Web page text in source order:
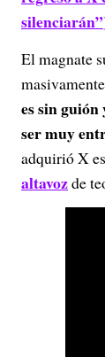
silenciarán”
El magnate
es sin
ser muy
adquirió X
altavozde